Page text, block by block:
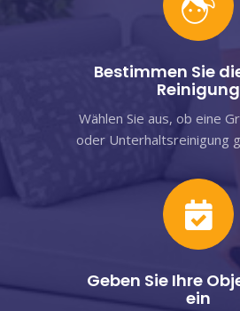
Bestimmen Sie
Reinigung
Wählen Sie aus, ob eine
oder Unterhaltsreinigung
Geben Sie Ihre
ein